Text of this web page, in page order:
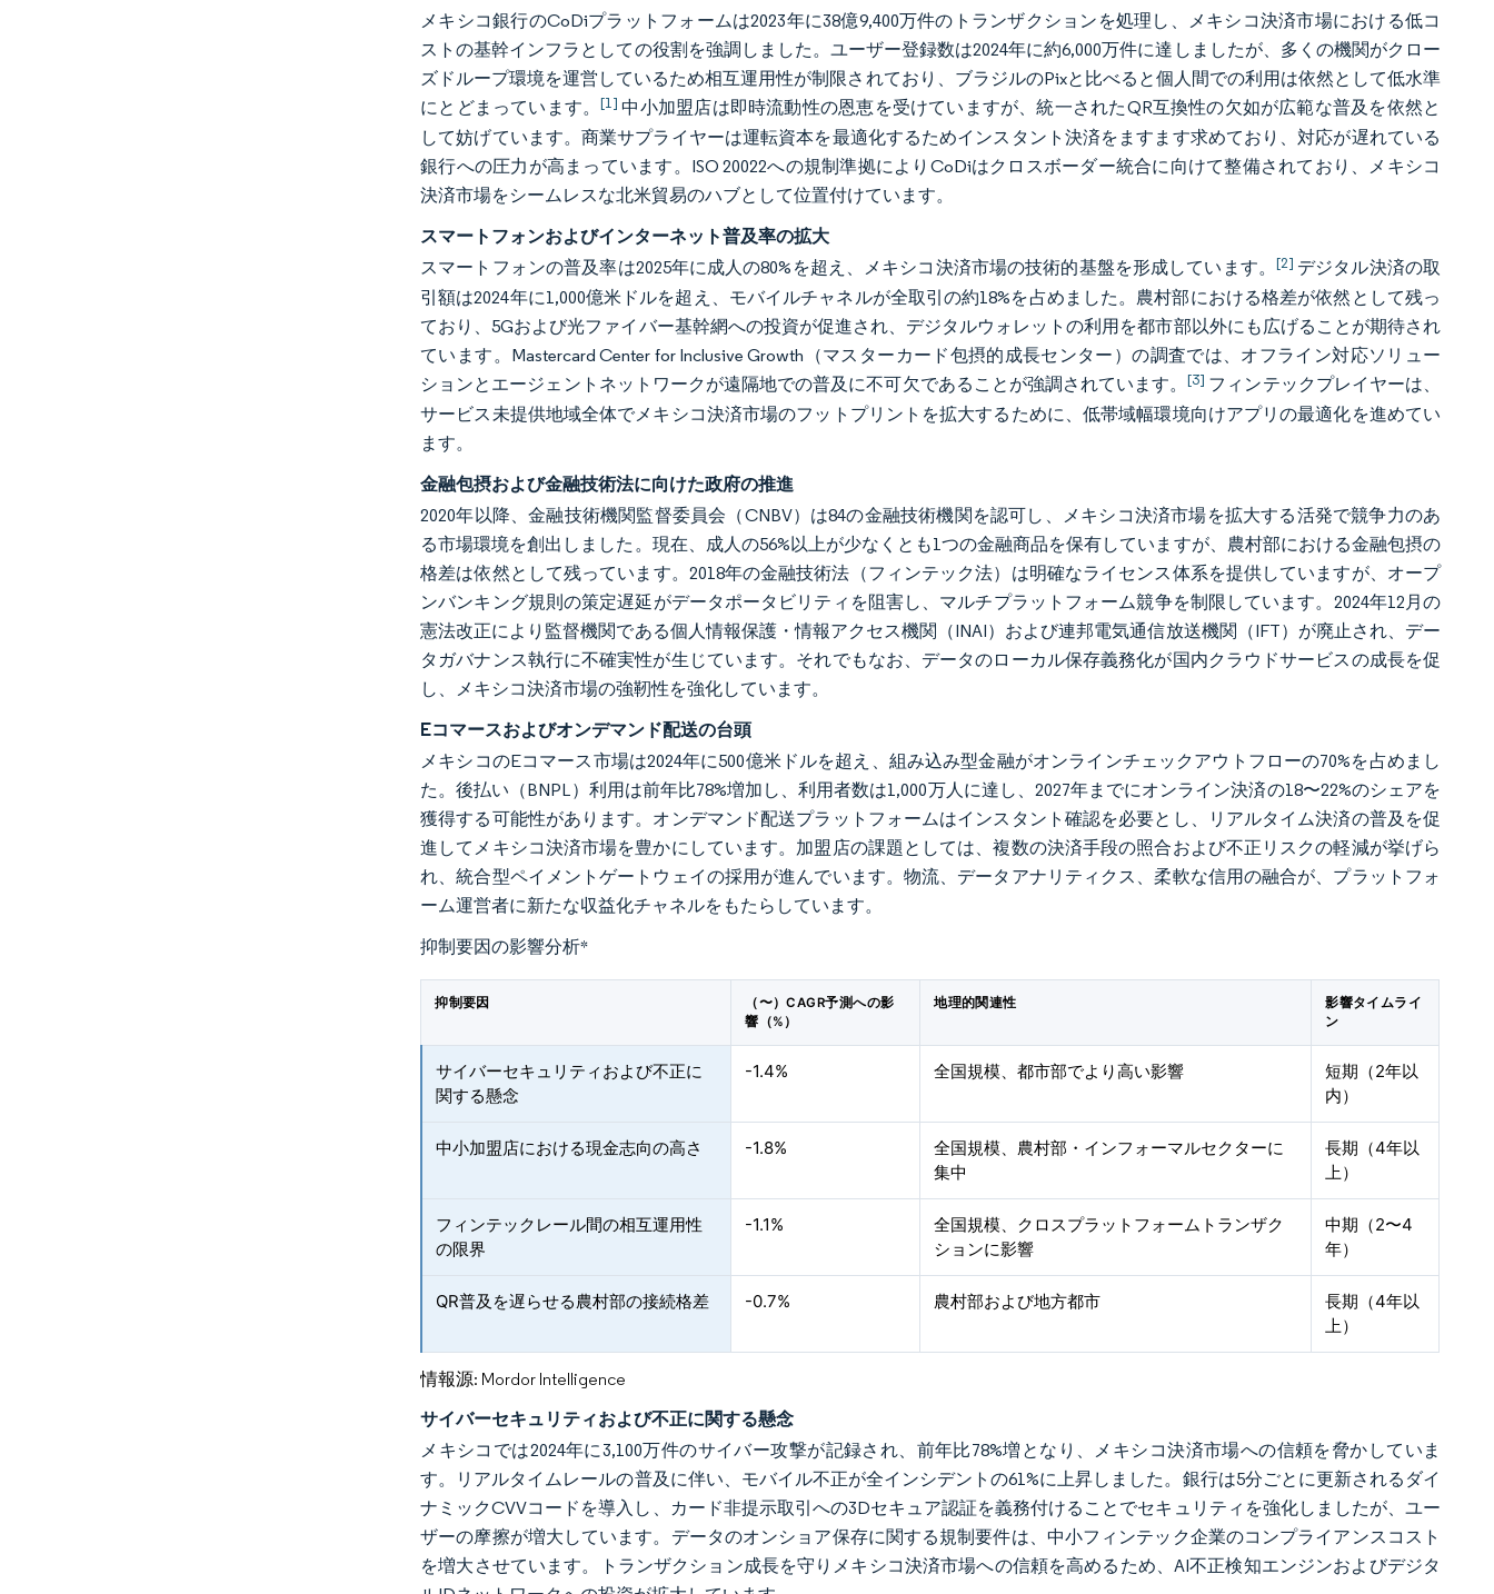
メキシコ銀行のCoDiプラットフォームは2023年に38億9,400万件のトランザクションを処理し、メキシコ決済市場における低コ
ストの基幹インフラとしての役割を強調しました。ユーザー登録数は2024年に約6,000万件に達しましたが、多くの機関がクロー
ズドループ環境を運営しているため相互運用性が制限されており、ブラジルのPixと比べると個人間での利用は依然として低水準
にとどまっています。[1] 中小加盟店は即時流動性の恩恵を受けていますが、統一されたQR互換性の欠如が広範な普及を依然と
して妨げています。商業サプライヤーは運転資本を最適化するためインスタント決済をますます求めており、対応が遅れている
銀行への圧力が高まっています。ISO 20022への規制準拠によりCoDiはクロスボーダー統合に向けて整備されており、メキシコ
決済市場をシームレスな北米貿易のハブとして位置付けています。
スマートフォンおよびインターネット普及率の拡大
スマートフォンの普及率は2025年に成人の80%を超え、メキシコ決済市場の技術的基盤を形成しています。 [2] デジタル決済の取
引額は2024年に1,000億米ドルを超え、モバイルチャネルが全取引の約18%を占めました。農村部における格差が依然として残っ
ており、5Gおよび光ファイバー基幹網への投資が促進され、デジタルウォレットの利用を都市部以外にも広げることが期待され
ています。Mastercard Center for Inclusive Growth（マスターカード包摂的成長センター）の調査では、オフライン対応ソリュー
ションとエージェントネットワークが遠隔地での普及に不可欠であることが強調されています。[3] フィンテックプレイヤーは、
サービス未提供地域全体でメキシコ決済市場のフットプリントを拡大するために、低帯域幅環境向けアプリの最適化を進めてい
ます。
金融包摂および金融技術法に向けた政府の推進
2020年以降、金融技術機関監督委員会（CNBV）は84の金融技術機関を認可し、メキシコ決済市場を拡大する活発で競争力のあ
る市場環境を創出しました。現在、成人の56%以上が少なくとも1つの金融商品を保有していますが、農村部における金融包摂の
格差は依然として残っています。2018年の金融技術法（フィンテック法）は明確なライセンス体系を提供していますが、オープ
ンバンキング規則の策定遅延がデータポータビリティを阻害し、マルチプラットフォーム競争を制限しています。2024年12月の
憲法改正により監督機関である個人情報保護・情報アクセス機関（INAI）および連邦電気通信放送機関（IFT）が廃止され、デー
タガバナンス執行に不確実性が生じています。それでもなお、データのローカル保存義務化が国内クラウドサービスの成長を促
し、メキシコ決済市場の強靭性を強化しています。
Eコマースおよびオンデマンド配送の台頭
メキシコのEコマース市場は2024年に500億米ドルを超え、組み込み型金融がオンラインチェックアウトフローの70%を占めまし
た。後払い（BNPL）利用は前年比78%増加し、利用者数は1,000万人に達し、2027年までにオンライン決済の18〜22%のシェアを
獲得する可能性があります。オンデマンド配送プラットフォームはインスタント確認を必要とし、リアルタイム決済の普及を促
進してメキシコ決済市場を豊かにしています。加盟店の課題としては、複数の決済手段の照合および不正リスクの軽減が挙げら
れ、統合型ペイメントゲートウェイの採用が進んでいます。物流、データアナリティクス、柔軟な信用の融合が、プラットフォ
ーム運営者に新たな収益化チャネルをもたらしています。
抑制要因の影響分析*
抑制要因
（〜）CAGR予測への影
響（%）
地理的関連性
影響タイムライ
ン
サイバーセキュリティおよび不正に
関する懸念
-1.4% 全国規模、都市部でより高い影響
短期（2年以
内）
中小加盟店における現金志向の高さ -1.8%
全国規模、農村部・インフォーマルセクターに
集中
長期（4年以
上）
フィンテックレール間の相互運用性
の限界
-1.1%
全国規模、クロスプラットフォームトランザク
ションに影響
中期（2〜4
年）
QR普及を遅らせる農村部の接続格差 -0.7% 農村部および地方都市
長期（4年以
上）
情報源: Mordor Intelligence
サイバーセキュリティおよび不正に関する懸念
メキシコでは2024年に3,100万件のサイバー攻撃が記録され、前年比78%増となり、メキシコ決済市場への信頼を脅かしていま
す。リアルタイムレールの普及に伴い、モバイル不正が全インシデントの61%に上昇しました。銀行は5分ごとに更新されるダイ
ナミックCVVコードを導入し、カード非提示取引への3Dセキュア認証を義務付けることでセキュリティを強化しましたが、ユー
ザーの摩擦が増大しています。データのオンショア保存に関する規制要件は、中小フィンテック企業のコンプライアンスコスト
を増大させています。トランザクション成長を守りメキシコ決済市場への信頼を高めるため、AI不正検知エンジンおよびデジタ